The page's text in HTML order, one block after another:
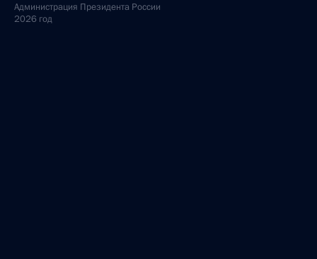
Администрация Президента России
2026 год